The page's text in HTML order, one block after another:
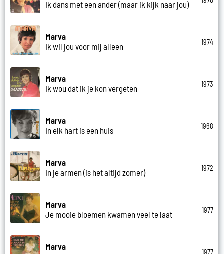
Ik dans met een ander (maar ik kijk naar jou)
Marva
Ik wil jou voor mij alleen
1974
Marva
Ik wou dat ik je kon vergeten
1973
Marva
In elk hart is een huis
1968
Marva
In je armen (is het altijd zomer)
1972
Marva
Je mooie bloemen kwamen veel te laat
1977
Marva
1977